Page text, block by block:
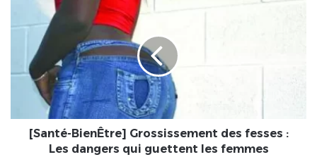
Grossissement
fesses
:
qui
guettent[Santé-BienÊtre] Grossissement des fesses :
Les dangers qui guettent les femmes